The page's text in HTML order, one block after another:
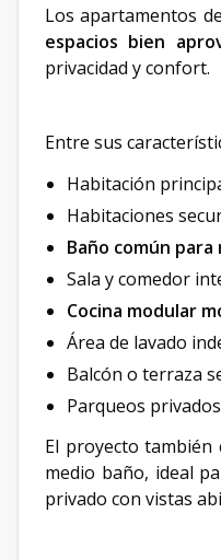
Los apartamentos
espacios bien
privacidad y confort.
Entre sus
Habitación
Habitaciones
Baño común
Sala y comedor
Cocina modular
Área de lavado
Balcón o terraza
Parqueos
El proyecto también
medio baño, ideal
privado con vistas